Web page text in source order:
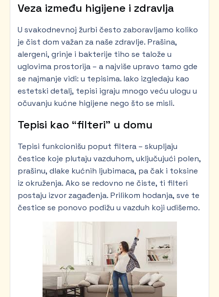
Veza između higijene i zdravlja
U svakodnevnoj žurbi često zaboravljamo koliko
je čist dom važan za naše zdravlje. Prašina,
alergeni, grinje i bakterije tiho se talože u
uglovima prostorija – a najviše upravo tamo gde
se najmanje vidi: u tepisima. Iako izgledaju kao
estetski detalj, tepisi igraju mnogo veću ulogu u
očuvanju kućne higijene nego što se misli.
Tepisi kao “filteri” u domu
Tepisi funkcionišu poput filtera – skupljaju
čestice koje plutaju vazduhom, uključujući polen,
prašinu, dlake kućnih ljubimaca, pa čak i toksine
iz okruženja. Ako se redovno ne čiste, ti filteri
postaju izvor zagađenja. Prilikom hodanja, sve te
čestice se ponovo podižu u vazduh koji udišemo.